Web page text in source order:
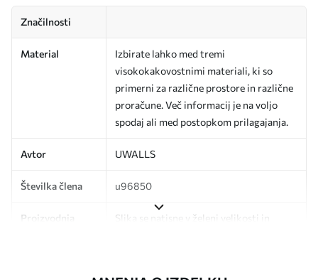
Značilnosti
Material
Izbirate lahko med tremi
visokokakovostnimi materiali, ki so
primerni za različne prostore in različne
proračune. Več informacij je na voljo
spodaj ali med postopkom prilagajanja.
Avtor UWALLS
Številka člena u96850
Proizvodnja
Slika se natisne v želeni velikosti in